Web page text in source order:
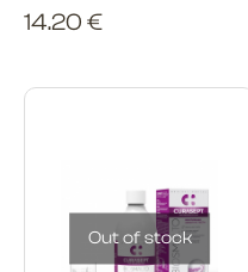
14.20 €
Out of stock